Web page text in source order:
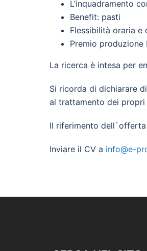
L’inquadramento
Benefit: pasti
Flessibilità oraria e
Premio
La ricerca è intesa per
Si ricorda di dichiarare
al trattamento dei propri
Il riferimento dell`offerta
Inviare il CV a info@e-